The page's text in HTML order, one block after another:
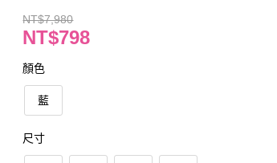
NT$7,980
NT$798
顏色
藍
尺寸